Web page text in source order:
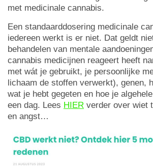
met medicinale cannabis.
Een standaarddosering medicinale
iedereen werkt is er niet. Dat geldt
behandelen van mentale
cannabis medicijnen reageert heeft
met wát je gebruikt, je persoonlijke
lichaam de stoffen verwerkt), genen,
wat je hebt gegeten en hoe je
een dag. Lees HIER verder over wiet
en angst…